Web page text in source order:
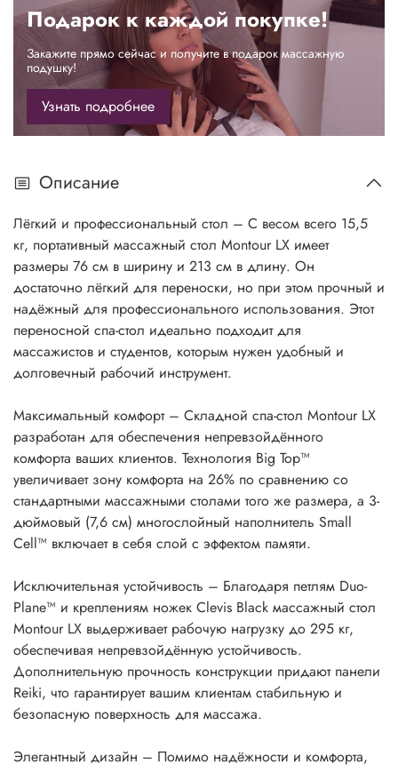
Подарок к каждой покупке!
Закажите прямо сейчас и получите в подарок массажную
подушку!
Узнать подробнее
Описание
Лёгкий и профессиональный стол – С весом всего 15,5
кг, портативный массажный стол Montour LX имеет
размеры 76 см в ширину и 213 см в длину. Он
достаточно лёгкий для переноски, но при этом прочный и
надёжный для профессионального использования. Этот
переносной спа-стол идеально подходит для
массажистов и студентов, которым нужен удобный и
долговечный рабочий инструмент.
Максимальный комфорт – Складной спа-стол Montour LX
разработан для обеспечения непревзойдённого
комфорта ваших клиентов. Технология Big Top™
увеличивает зону комфорта на 26% по сравнению со
стандартными массажными столами того же размера, а 3-
дюймовый (7,6 см) многослойный наполнитель Small
Cell™ включает в себя слой с эффектом памяти.
Исключительная устойчивость – Благодаря петлям Duo-
Plane™ и креплениям ножек Clevis Black массажный стол
Montour LX выдерживает рабочую нагрузку до 295 кг,
обеспечивая непревзойдённую устойчивость.
Дополнительную прочность конструкции придают панели
Reiki, что гарантирует вашим клиентам стабильную и
безопасную поверхность для массажа.
Элегантный дизайн – Помимо надёжности и комфорта,